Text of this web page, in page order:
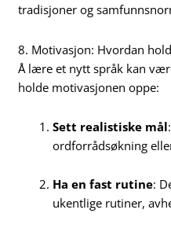
tradisjoner og
8. Motivasjon: Hvordan
Å lære et nytt språk kan
holde motivasjonen oppe:
Sett realistiske mål
ordforrådsøkning
Ha en fast rutine:
ukentlige rutiner,